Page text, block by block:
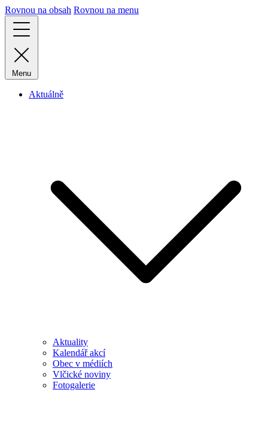
Rovnou na obsah Rovnou na menu
Menu
Aktuálně
Aktuality
Kalendář akcí
Obec v médiích
Vlčické noviny
Fotogalerie